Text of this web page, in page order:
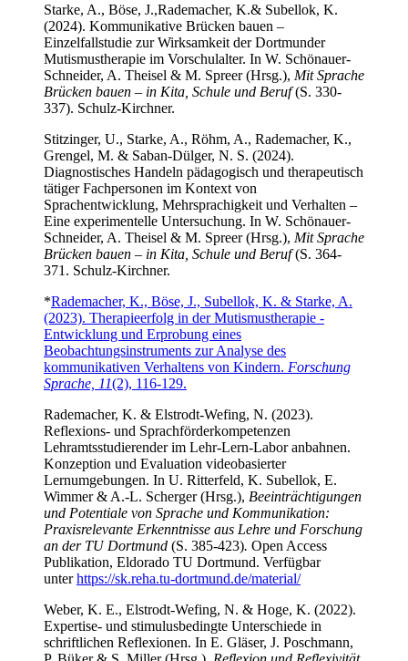
Starke, A., Böse, J.,Rademacher, K.& Subellok, K.
(2024). Kommunikative Brücken bauen –
Einzelfallstudie zur Wirksamkeit der Dortmunder
Mutismustherapie im Vorschulalter. In W. Schönauer-
Schneider, A. Theisel & M. Spreer (Hrsg.), Mit Sprache
Brücken bauen – in Kita, Schule und Beruf(S. 330-
337). Schulz-Kirchner.
Stitzinger, U., Starke, A., Röhm, A., Rademacher, K.,
Grengel, M. & Saban-Dülger, N. S. (2024).
Diagnostisches Handeln pädagogisch und therapeutisch
tätiger Fachpersonen im Kontext von
Sprachentwicklung, Mehrsprachigkeit und Verhalten –
Eine experimentelle Untersuchung. In W. Schönauer-
Schneider, A. Theisel & M. Spreer (Hrsg.), Mit Sprache
Brücken bauen – in Kita, Schule und Beruf(S. 364-
371. Schulz-Kirchner.
*Rademacher, K., Böse, J., Subellok, K. & Starke, A.
(2023). Therapieerfolg in der Mutismustherapie -
Entwicklung und Erprobung eines
Beobachtungsinstruments zur Analyse des
kommunikativen Verhaltens von Kindern. Forschung
Sprache, 11(2), 116-129.
Rademacher, K. & Elstrodt-Wefing, N. (2023).
Reflexions- und Sprachförderkompetenzen
Lehramtsstudierender im Lehr-Lern-Labor anbahnen.
Konzeption und Evaluation videobasierter
Lernumgebungen. In U. Ritterfeld, K. Subellok, E.
Wimmer & A.-L. Scherger (Hrsg.), Beeinträchtigungen
und Potentiale von Sprache und Kommunikation:
Praxisrelevante Erkenntnisse aus Lehre und Forschung
an der TU Dortmund (S. 385-423). Open Access
Publikation, Eldorado TU Dortmund. Verfügbar
unterhttps://sk.reha.tu-dortmund.de/material/
Weber, K. E., Elstrodt-Wefing, N. & Hoge, K. (2022).
Expertise- und stimulusbedingte Unterschiede in
schriftlichen Reflexionen. In E. Gläser, J. Poschmann,